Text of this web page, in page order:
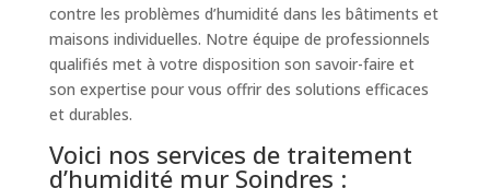
contre les problèmes d’humidité dans les bâtiments et
maisons individuelles. Notre équipe de professionnels
qualifiés met à votre disposition son savoir-faire et
son expertise pour vous offrir des solutions efficaces
et durables.
Voici nos services de traitement
d’humidité mur Soindres :